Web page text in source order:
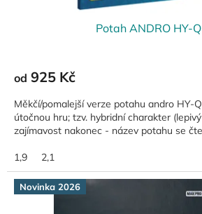
Potah ANDRO HY-
od 925 Kč
Měkčí/pomalejší verze potahu andro HY-
útočnou hru; tzv. hybridní charakter
zajímavost nakonec - název potahu se
1,9 2,1
Novinka 2026